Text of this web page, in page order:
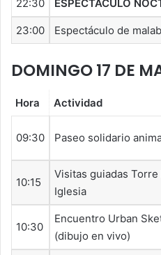
22:30 ESPECTÁCULO
23:00 Espectáculo de
DOMINGO 17 DE
Hora Actividad
09:30 Paseo solidario
10:15
Visitas guiadas
Iglesia
10:30
Encuentro Urban
(dibujo en vivo)